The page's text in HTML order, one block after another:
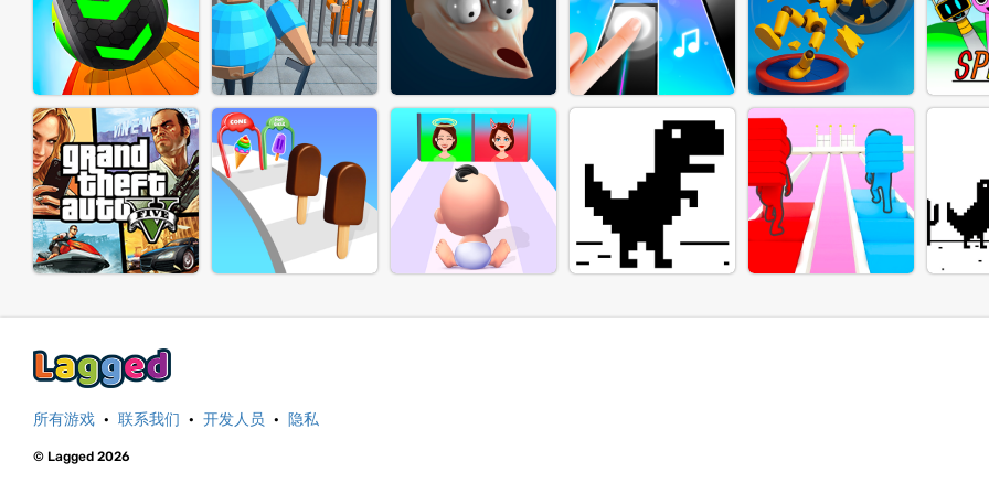
所有游戏 · 联系我们 · 开发人员 · 隐私
© Lagged 2026